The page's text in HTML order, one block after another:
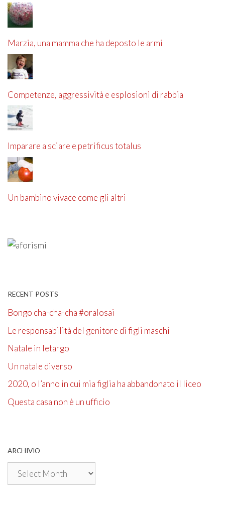
Marzia, una mamma che ha deposto le armi
Competenze, aggressività e esplosioni di rabbia
Imparare a sciare e petrificus totalus
Un bambino vivace come gli altri
RECENT POSTS
Bongo cha-cha-cha #oralosai
Le responsabilità del genitore di figli maschi
Natale in letargo
Un natale diverso
2020, o l’anno in cui mia figlia ha abbandonato il liceo
Questa casa non è un ufficio
ARCHIVIO
Archivio